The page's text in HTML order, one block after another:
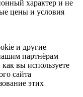
характер и не
цены и условия
и другие
партнёрам
вы используете
сайта
этих